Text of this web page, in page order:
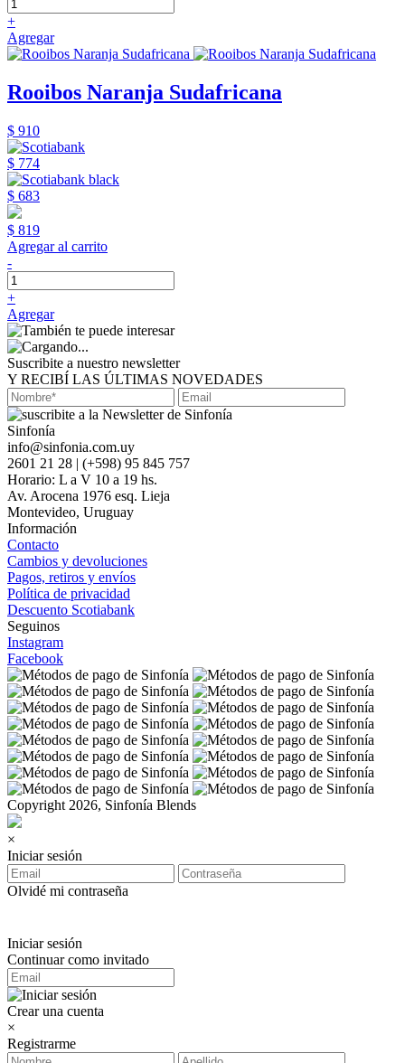
+
Agregar
Rooibos Naranja Sudafricana
$ 910
$ 774
$ 683
$ 819
Agregar al carrito
-
+
Agregar
Suscribite a nuestro newsletter
Y RECIBÍ LAS ÚLTIMAS NOVEDADES
Sinfonía
info@sinfonia.com.uy
2601 21 28 | (+598) 95 845 757
Horario: L a V 10 a 19 hs.
Av. Arocena 1976 esq. Lieja
Montevideo, Uruguay
Información
Contacto
Cambios y devoluciones
Pagos, retiros y envíos
Política de privacidad
Descuento Scotiabank
Seguinos
Instagram
Facebook
Copyright 2026, Sinfonía Blends
×
Iniciar sesión
Olvidé mi contraseña
Iniciar sesión
Continuar como invitado
Crear una cuenta
×
Registrarme